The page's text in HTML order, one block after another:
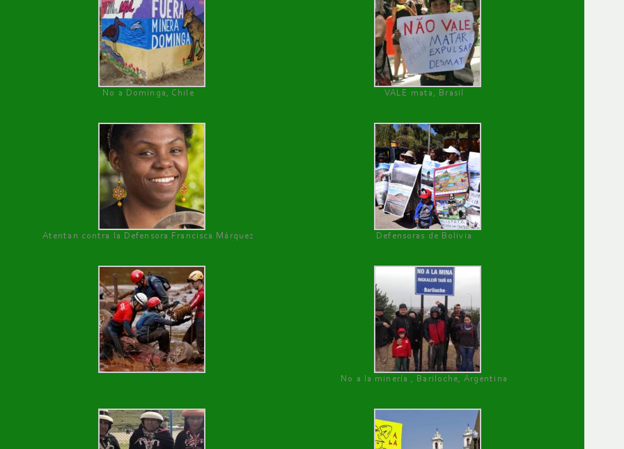
No a Dominga, Chile
VALE mata, Brasil
Atentan contra la Defensora Francisca Márquez Defensoras de Bolivia
No a la minería , Bariloche, Argentina